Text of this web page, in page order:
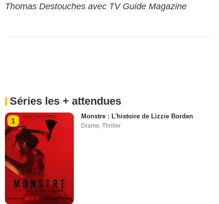
Thomas Destouches avec TV Guide Magazine
Séries les + attendues
1
Monstre : L'histoire de Lizzie Borden
Drame,Thriller